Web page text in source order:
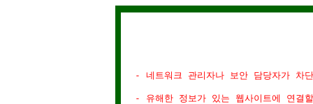
- 네트워크 관리자나 보안 담당자가 차
- 유해한 정보가 있는 웹사이트에 연결